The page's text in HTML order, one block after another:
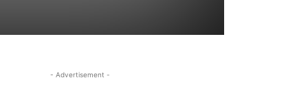
- Advertisement -